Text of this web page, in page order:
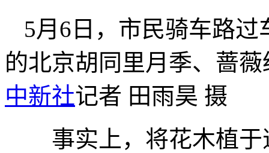
5月6日，市民骑车路
的北京胡同里月季、蔷
中新社记者 田雨昊 摄
事实上，将花木植于